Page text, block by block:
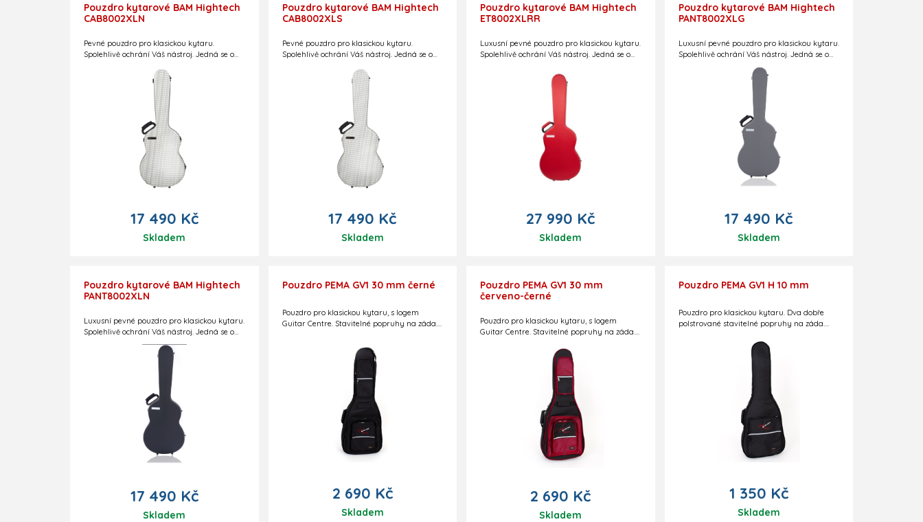
Pouzdro kytarové BAM Hightech
CAB8002XLN
Pevné pouzdro pro klasickou kytaru.
Spolehlivě ochrání Váš nástroj. Jedná se o
hmotnosti – pouze 3,0 kg!
17 490 Kč
Skladem
Pouzdro kytarové BAM Hightech
CAB8002XLS
Pevné pouzdro pro klasickou kytaru.
Spolehlivě ochrání Váš nástroj. Jedná se o
hmotnosti – pouze 3,0 kg!
17 490 Kč
Skladem
Pouzdro kytarové BAM Hightech
ET8002XLRR
Luxusní pevné pouzdro pro klasickou kytaru.
Spolehlivě ochrání Váš nástroj. Jedná se o
hmotnosti – pouze 3,4 kg!
27 990 Kč
Skladem
Pouzdro kytarové BAM Hightech
PANT8002XLG
Luxusní pevné pouzdro pro klasickou kytaru.
Spolehlivě ochrání Váš nástroj. Jedná se o
hmotnosti – pouze 3,0 kg!
17 490 Kč
Skladem
Pouzdro kytarové BAM Hightech
PANT8002XLN
Luxusní pevné pouzdro pro klasickou kytaru.
Spolehlivě ochrání Váš nástroj. Jedná se o
thermo-letecké pouzdro při zachování nízké
hmotnosti – pouze 3,0 kg!
17 490 Kč
Skladem
Pouzdro PEMA GV1 30 mm černé
Pouzdro pro klasickou kytaru, s logem
Guitar Centre. Stavitelné popruhy na záda.
stoličku, atd. Speciální kapsa na
podkytarník. Reflexní pruhy. Polstrování 30
mm. Slovenská výroba. Barevné
2 690 Kč
Skladem
Pouzdro PEMA GV1 30 mm
červeno-černé
Pouzdro pro klasickou kytaru, s logem
Guitar Centre. Stavitelné popruhy na záda.
stoličku, atd. Speciální kapsa na
podkytarník. Reflexní pruhy. Polstrování 30
mm. Slovenská výroba. Barevné
provedení: červeno-černé.
2 690 Kč
Skladem
Pouzdro PEMA GV1 H 10 mm
Pouzdro pro klasickou kytaru. Dva dobře
polstrované stavitelné popruhy na záda.
Centre. Kapsička na notový materiál.
Polstrování 10 mm. Slovenská výroba.
1 350 Kč
Skladem